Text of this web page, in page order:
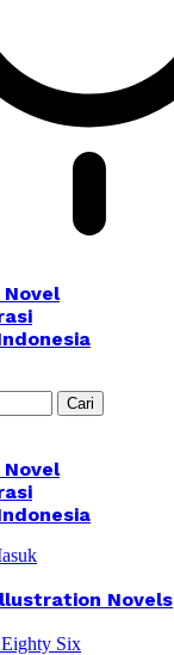
Novels
Six